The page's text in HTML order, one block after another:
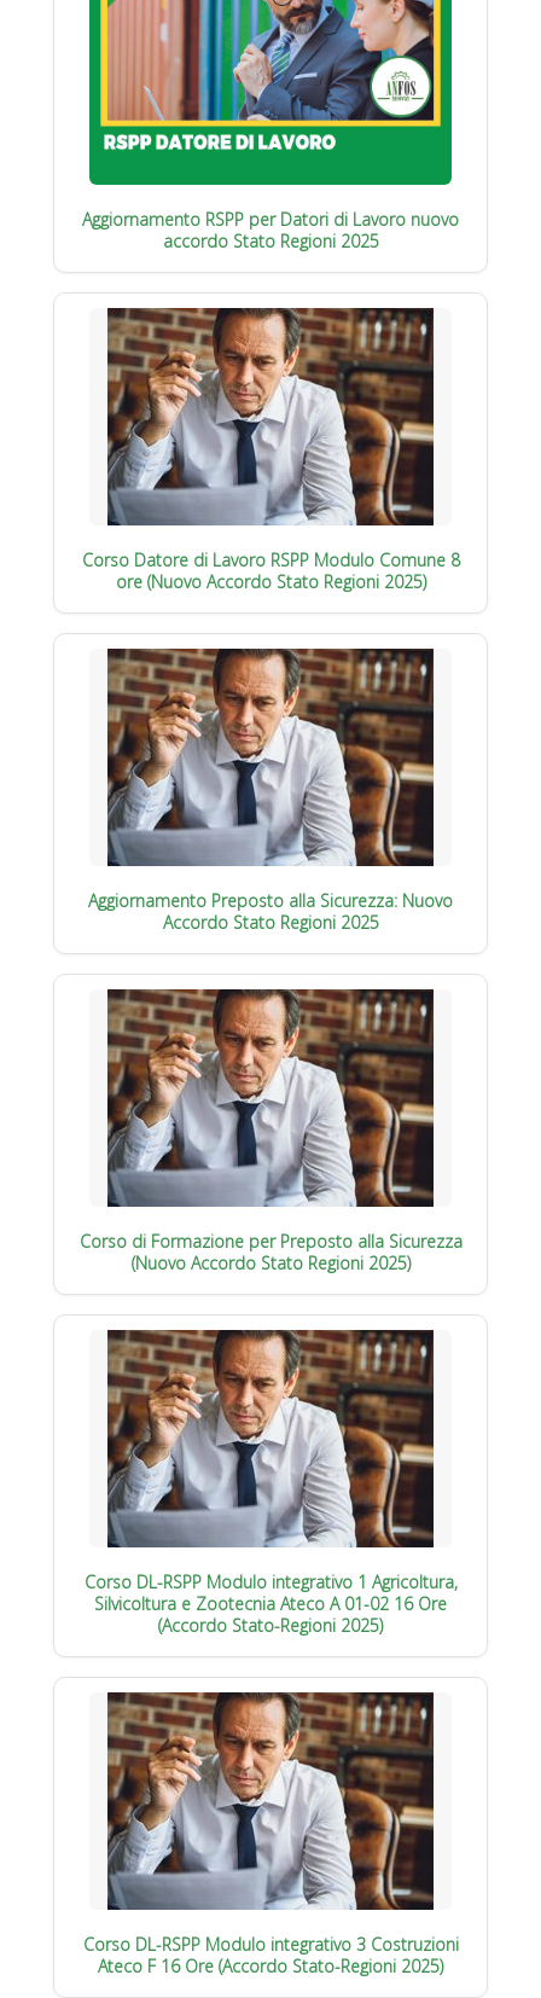
Aggiornamento RSPP per Datori di Lavoro nuovo
accordo Stato Regioni 2025
Corso Datore di Lavoro RSPP Modulo Comune 8
ore (Nuovo Accordo Stato Regioni 2025)
Aggiornamento Preposto alla Sicurezza: Nuovo
Accordo Stato Regioni 2025
Corso di Formazione per Preposto alla Sicurezza
(Nuovo Accordo Stato Regioni 2025)
Corso DL-RSPP Modulo integrativo 1 Agricoltura,
Silvicoltura e Zootecnia Ateco A 01-02 16 Ore
(Accordo Stato-Regioni 2025)
Corso DL-RSPP Modulo integrativo 3 Costruzioni
Ateco F 16 Ore (Accordo Stato-Regioni 2025)